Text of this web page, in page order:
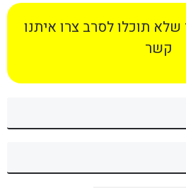
תוכלו לסרב צרו איתנו
קשר